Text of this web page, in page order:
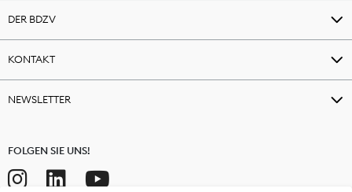
DER BDZV
KONTAKT
NEWSLETTER
FOLGEN SIE UNS!